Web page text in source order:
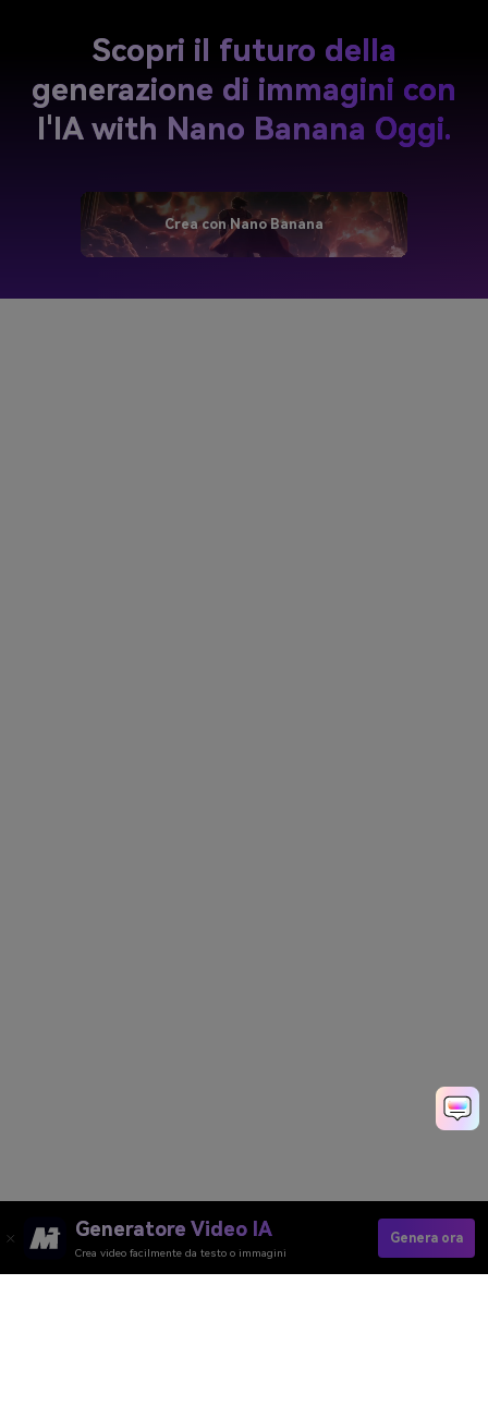
Scopri il futuro della
generazione di immagini con
l'IAwith Nano Banana Oggi.
Crea con Nano Banana
Generatore Video IA
Crea video facilmente da testo o immagini
Genera ora